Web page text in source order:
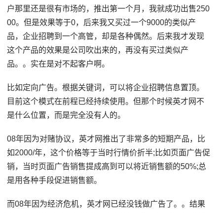
户那里还是很有市场的，推出第一个月，我就成功出售250
00。但是效果等于0，后来我又买过一个9000的类似产
品，企业招聘到一个高管，却是各种偶然。后来我才发现
这个产品的效果是公司吹出来的，再没有买过类似产
品。。实在是对不起客户啊。
比如定向广告。根据关键词，可以将企业招聘信息置顶。
目前这个模式在前程已经持续使用。但那个时候英才网不
是什么位置，而是完全没有人的。
08年因为对赌协议，英才网推出了非常多的短期产品，比
如2000/年，这个价格等于当时行情价折半;比如页面广告促
销，当时页面广告销售提成高到可以将近销售额的50%;总
是用各种手段促进销售额。
而08年因为经济危机，英才网已经没钱做广告了。。结果